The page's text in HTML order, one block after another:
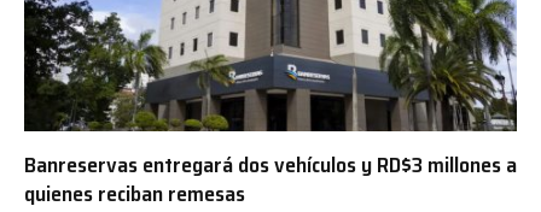
Banreservas entregará dos vehículos y RD$3 millones a
quienes reciban remesas